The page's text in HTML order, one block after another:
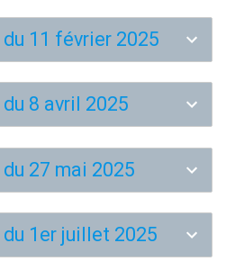
11 février 2025
8 avril 2025
27 mai 2025
1er juillet 2025